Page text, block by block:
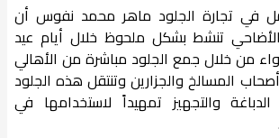
في تجارة الجلود ماهر محمد نفوس أن
تنشط بشكل ملحوظ خلال أيام عيد
من خلال جمع الجلود مباشرة من الأهالي
المسالخ والجزارين وتنتقل هذه الجلود
والتجهيز تمهيداً لاستخدامها في